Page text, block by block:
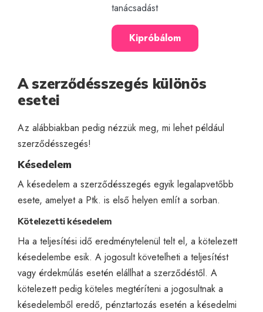
tanácsadást
Kipróbálom
A szerződésszegés különös
esetei
Az alábbiakban pedig nézzük meg, mi lehet például
szerződésszegés!
Késedelem
A késedelem a szerződésszegés egyik legalapvetőbb
esete, amelyet a Ptk. is első helyen említ a sorban.
Kötelezetti késedelem
Ha a teljesítési idő eredménytelenül telt el, a kötelezett
késedelembe esik. A jogosult követelheti a teljesítést
vagy érdekmúlás esetén elállhat a szerződéstől. A
kötelezett pedig köteles megtéríteni a jogosultnak a
késedelemből eredő, pénztartozás esetén a késedelmi